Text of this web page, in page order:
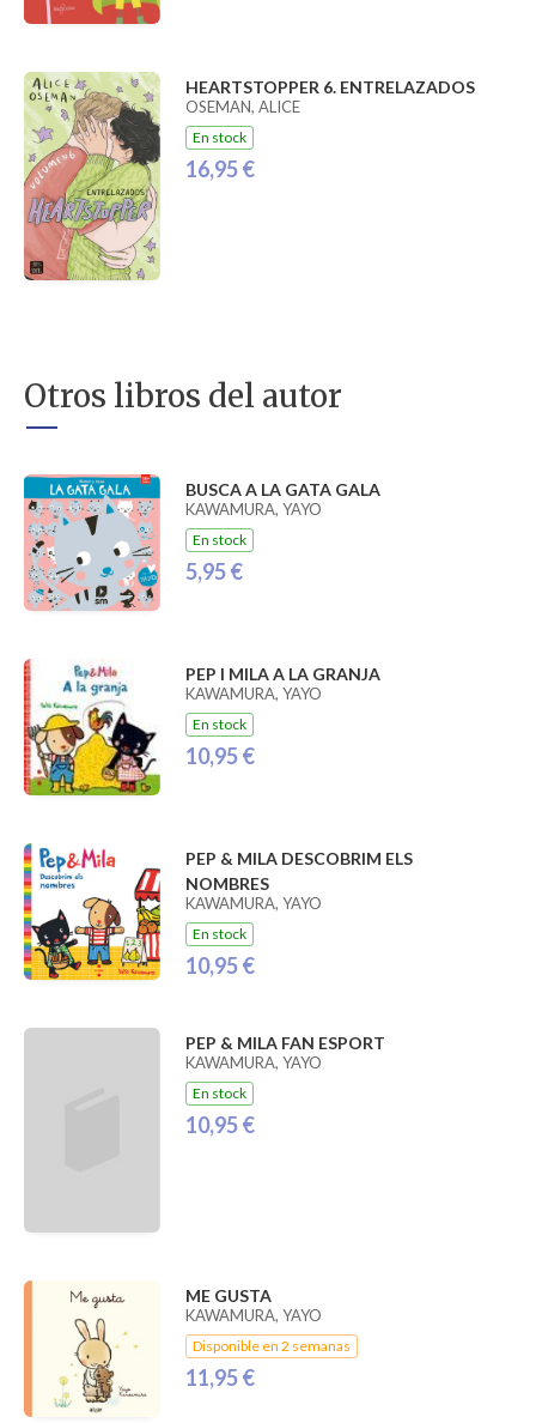
HEARTSTOPPER 6. ENTRELAZADOS
OSEMAN, ALICE
En stock
16,95 €
Otros libros del autor
BUSCA A LA GATA GALA
KAWAMURA, YAYO
En stock
5,95 €
PEP I MILA A LA GRANJA
KAWAMURA, YAYO
En stock
10,95 €
PEP & MILA DESCOBRIM ELS
NOMBRES
KAWAMURA, YAYO
En stock
10,95 €
PEP & MILA FAN ESPORT
KAWAMURA, YAYO
En stock
10,95 €
ME GUSTA
KAWAMURA, YAYO
Disponible en 2 semanas
11,95 €